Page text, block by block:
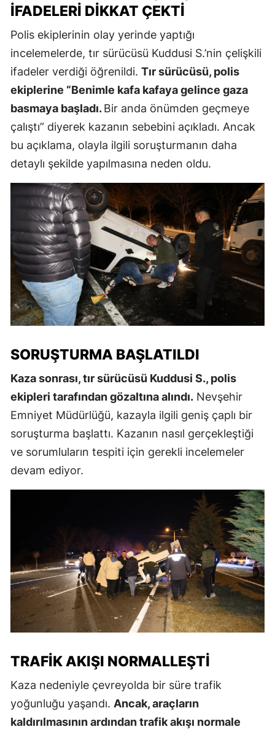
İFADELERI DIKKAT ÇEKTI
Polis ekiplerinin olay yerinde yaptığı
incelemelerde, tır sürücüsü Kuddusi S.’nin çelişkili
ifadeler verdiği öğrenildi. Tır sürücüsü, polis
ekiplerine “Benimle kafa kafaya gelince gaza
basmaya başladı.Bir anda önümden geçmeye
çalıştı” diyerek kazanın sebebini açıkladı. Ancak
bu açıklama, olayla ilgili soruşturmanın daha
detaylı şekilde yapılmasına neden oldu.
SORUŞTURMA BAŞLATILDI
Kaza sonrası, tır sürücüsü Kuddusi S., polis
ekipleri tarafından gözaltına alındı. Nevşehir
Emniyet Müdürlüğü, kazayla ilgili geniş çaplı bir
soruşturma başlattı. Kazanın nasıl gerçekleştiği
ve sorumluların tespiti için gerekli incelemeler
devam ediyor.
TRAFIK AKIŞI NORMALLEŞTI
Kaza nedeniyle çevreyolda bir süre trafik
yoğunluğu yaşandı. Ancak, araçların
kaldırılmasının ardından trafik akışı normale